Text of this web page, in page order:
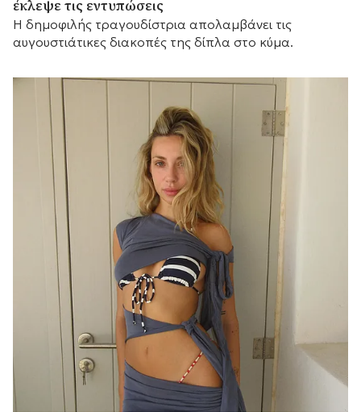
έκλεψε τις εντυπώσεις
Η δημοφιλής τραγουδίστρια απολαμβάνει τις
αυγουστιάτικες διακοπές της δίπλα στο κύμα.